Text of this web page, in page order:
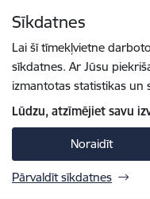
Sīkdatnes
Lai šī tīmekļvietne
sīkdatnes. Ar Jūsu
izmantotas statistikas un
Lūdzu, atzīmējiet savu
Noraidīt
Pārvaldīt sīkdatnes